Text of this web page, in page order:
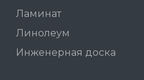
Ламинат
Линолеум
Инженерная доска